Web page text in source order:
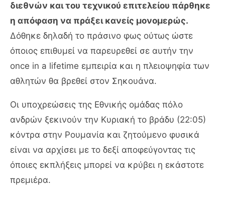
διεθνών και του τεχνικού επιτελείου πάρθηκε
η απόφαση να πράξει κανείς μονομερώς.
Δόθηκε δηλαδή το πράσινο φως ούτως ώστε
όποιος επιθυμεί να παρευρεθεί σε αυτήν την
once in a lifetime εμπειρία και η πλειοψηφία των
αθλητών θα βρεθεί στον Σηκουάνα.
Οι υποχρεώσεις της Εθνικής ομάδας πόλο
ανδρών ξεκινούν την Κυριακή το βράδυ (22:05)
κόντρα στην Ρουμανία και ζητούμενο φυσικά
είναι να αρχίσει με το δεξί αποφεύγοντας τις
όποιες εκπλήξεις μπορεί να κρύβει η εκάστοτε
πρεμιέρα.